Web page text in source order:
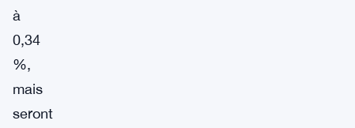
à
0,34
%,
mais
seront